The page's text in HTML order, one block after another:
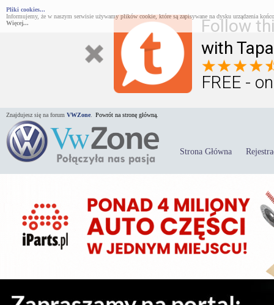
Follow
with
FREE -
Pliki cookies...
Informujemy, że w naszym serwisie używamy plików cookie, które są zapisywane na dysku urządzenia
Więcej...
Znajdujesz się na forum VWZone Powrót na stronę główną.
Strona Główna